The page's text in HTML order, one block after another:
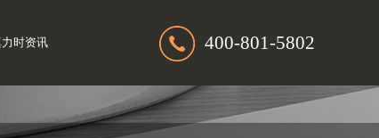
时资讯 400-801-5802